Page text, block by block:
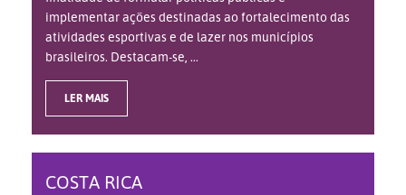
implementar ações destinadas ao fortalecimento das
atividades esportivas e de lazer nos municípios
brasileiros. Destacam-se, ...
LER MAIS
COSTA RICA